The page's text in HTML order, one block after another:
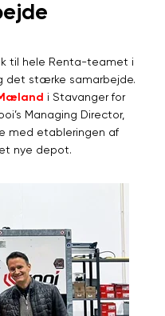
til hele Renta-teamet i
det stærke samarbejde.
i Stavanger for
Managing Director,
med etableringen af
nye depot.